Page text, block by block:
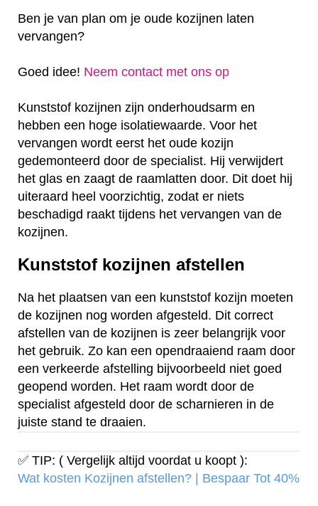
Ben je van plan om je oude kozijnen laten
vervangen?
Goed idee! Neem contact met ons op
Kunststof kozijnen zijn onderhoudsarm en
hebben een hoge isolatiewaarde. Voor het
vervangen wordt eerst het oude kozijn
gedemonteerd door de specialist. Hij verwijdert
het glas en zaagt de raamlatten door. Dit doet hij
uiteraard heel voorzichtig, zodat er niets
beschadigd raakt tijdens het vervangen van de
kozijnen.
Kunststof kozijnen afstellen
Na het plaatsen van een kunststof kozijn moeten
de kozijnen nog worden afgesteld. Dit correct
afstellen van de kozijnen is zeer belangrijk voor
het gebruik. Zo kan een opendraaiend raam door
een verkeerde afstelling bijvoorbeeld niet goed
geopend worden. Het raam wordt door de
specialist afgesteld door de scharnieren in de
juiste stand te draaien.
✅ TIP: ( Vergelijk altijd voordat u koopt ):
Wat kosten Kozijnen afstellen? | Bespaar Tot 40%‎